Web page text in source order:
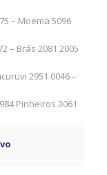
– Moema 5096
– Brás 2081 2005
2951 0046 –
Pinheiros 3061